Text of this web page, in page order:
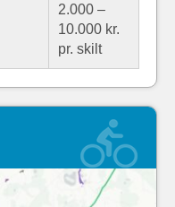
2.000 –
10.000 kr.
pr. skilt